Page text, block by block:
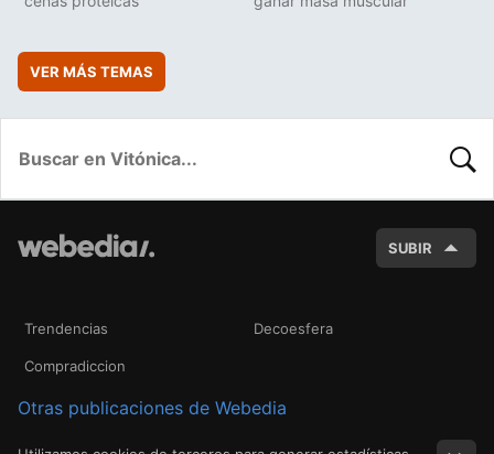
VER MÁS TEMAS
SUBIR
Trendencias Decoesfera
Compradiccion
Otras publicaciones de Webedia